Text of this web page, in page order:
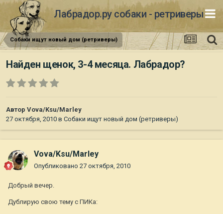
Лабрадор.ру собаки - ретриверы
Собаки ищут новый дом (ретриверы)
Найден щенок, 3-4 месяца. Лабрадор?
Автор Vova/Ksu/Marley
27 октября, 2010 в Собаки ищут новый дом (ретриверы)
Vova/Ksu/Marley
Опубликовано 27 октября, 2010
Добрый вечер.
Дублирую свою тему с ПИКа: